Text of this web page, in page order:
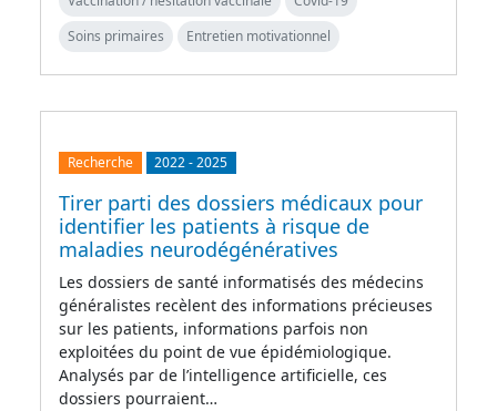
Soins primaires
Entretien motivationnel
Recherche 2022-2025
Tirer parti des dossiers médicaux pour
identifier les patients à risque de
maladies neurodégénératives
Les dossiers de santé informatisés des médecins
généralistes recèlent des informations précieuses
sur les patients, informations parfois non
exploitées du point de vue épidémiologique.
Analysés par de l’intelligence artificielle, ces
dossiers pourraient…